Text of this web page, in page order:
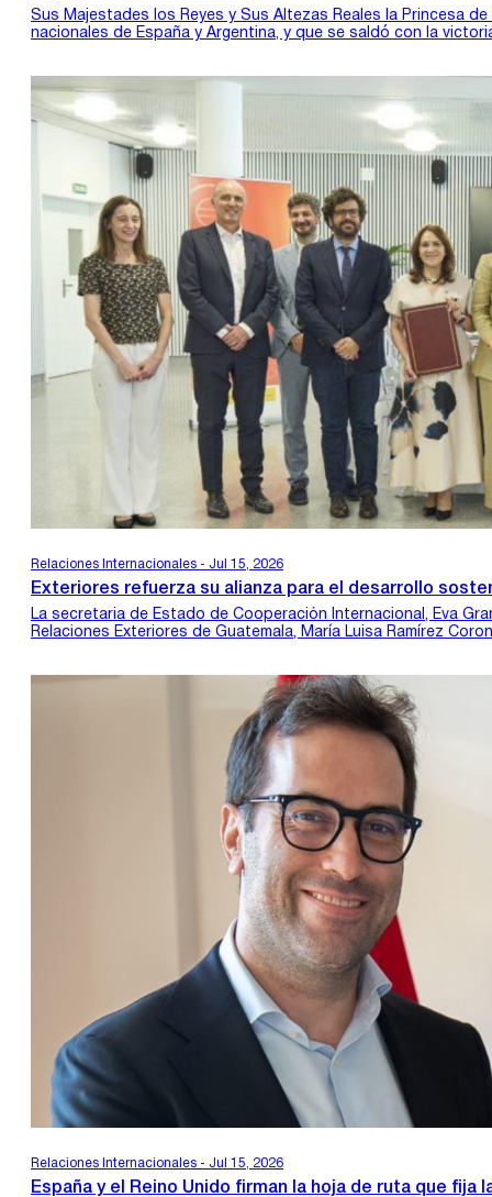
Sus Majestades los Reyes y Sus Altezas Reales la Princesa
nacionales de España y Argentina, y que se saldó con la
Relaciones Internacionales - Jul 15, 2026
Exteriores refuerza su alianza para el desarrollo
La secretaria de Estado de Cooperación Internacional, Eva
Relaciones Exteriores de Guatemala, María Luisa Ramírez
Relaciones Internacionales - Jul 15, 2026
España y el Reino Unido firman la hoja de ruta que